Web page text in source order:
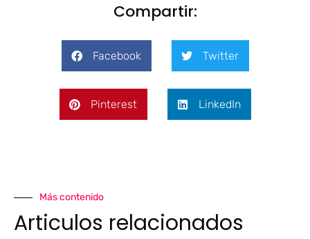
Compartir:
Facebook Twitter
Pinterest LinkedIn
Más contenido
Articulos relacionados